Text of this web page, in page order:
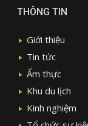
THÔNG TIN
Giới thiệu
Tin tức
Ẩm thực
Khu du lịch
Kinh nghiệm